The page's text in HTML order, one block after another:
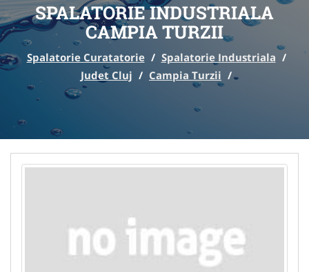
SPALATORIE INDUSTRIALA
CAMPIA TURZII
Spalatorie Curatatorie / Spalatorie Industriala /
Judet Cluj / Campia Turzii /